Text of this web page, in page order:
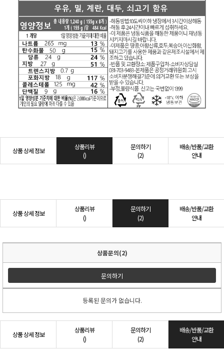
상품 상세 정보
상품리뷰
()
문의하기
(2)
배송/반품/교환
안내
상품 상세 정보
상품리뷰
()
문의하기
(2)
배송/반품/교환
안내
상품문의(2)
문의하기
등록된 문의가 없습니다.
상품 상세 정보
상품리뷰
()
문의하기
(2)
배송/반품/교환
안내